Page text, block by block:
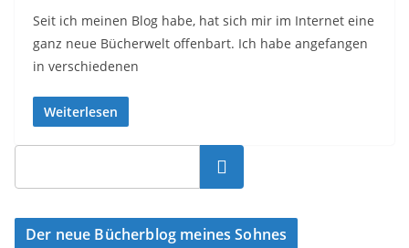
Seit ich meinen Blog habe, hat sich mir im Internet eine
ganz neue Bücherwelt offenbart. Ich habe angefangen
in verschiedenen
Weiterlesen
Suchen
Der neue Bücherblog meines Sohnes